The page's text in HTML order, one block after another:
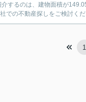
するのは、建物面積が
での不動産探しをご検討くだ
1